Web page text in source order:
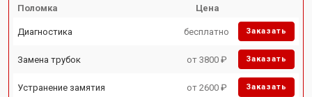
Поломка Цена
Диагностика бесплатно Заказать
Замена трубок от 3800 ₽ Заказать
Устранение замятия от 2600 ₽ Заказать